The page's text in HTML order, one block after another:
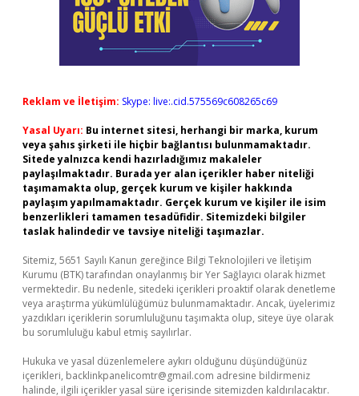
Reklam ve İletişim: Skype: live:.cid.575569c608265c69
Yasal Uyarı: Bu internet sitesi, herhangi bir marka, kurum
veya şahıs şirketi ile hiçbir bağlantısı bulunmamaktadır.
Sitede yalnızca kendi hazırladığımız makaleler
paylaşılmaktadır. Burada yer alan içerikler haber niteliği
taşımamakta olup, gerçek kurum ve kişiler hakkında
paylaşım yapılmamaktadır. Gerçek kurum ve kişiler ile isim
benzerlikleri tamamen tesadüfidir. Sitemizdeki bilgiler
taslak halindedir ve tavsiye niteliği taşımazlar.
Sitemiz, 5651 Sayılı Kanun gereğince Bilgi Teknolojileri ve İletişim
Kurumu (BTK) tarafından onaylanmış bir Yer Sağlayıcı olarak hizmet
vermektedir. Bu nedenle, sitedeki içerikleri proaktif olarak denetleme
veya araştırma yükümlülüğümüz bulunmamaktadır. Ancak, üyelerimiz
yazdıkları içeriklerin sorumluluğunu taşımakta olup, siteye üye olarak
bu sorumluluğu kabul etmiş sayılırlar.
Hukuka ve yasal düzenlemelere aykırı olduğunu düşündüğünüz
içerikleri, backlinkpanelicomtr@gmail.com adresine bildirmeniz
halinde, ilgili içerikler yasal süre içerisinde sitemizden kaldırılacaktır.